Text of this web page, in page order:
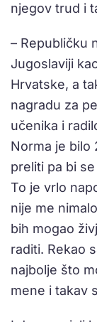
njegov trud i
– Republičku
Jugoslaviji
Hrvatske, a
nagradu za
učenika i
Norma je bilo
preliti pa bi
To je vrlo
nije me
bih mogao
raditi. Rekao
najbolje što
mene i takav